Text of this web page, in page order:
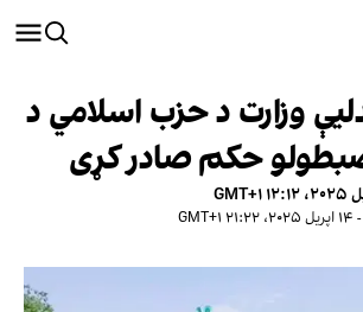
وزارت د حزب اسلامي د
حکم صادر کړی